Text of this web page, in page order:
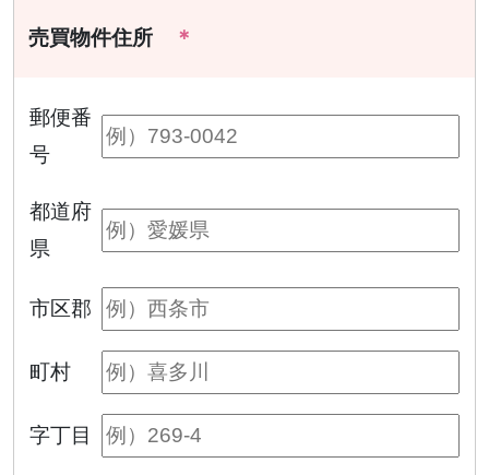
売買物件住所 ＊
郵便番
号
都道府
県
市区郡
町村
字丁目